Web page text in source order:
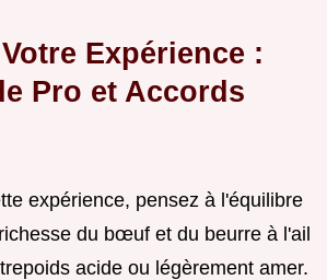
Expérience :
Pro et Accords
expérience, pensez à l'équilibre
du bœuf et du beurre à l'ail
acide ou légèrement amer.